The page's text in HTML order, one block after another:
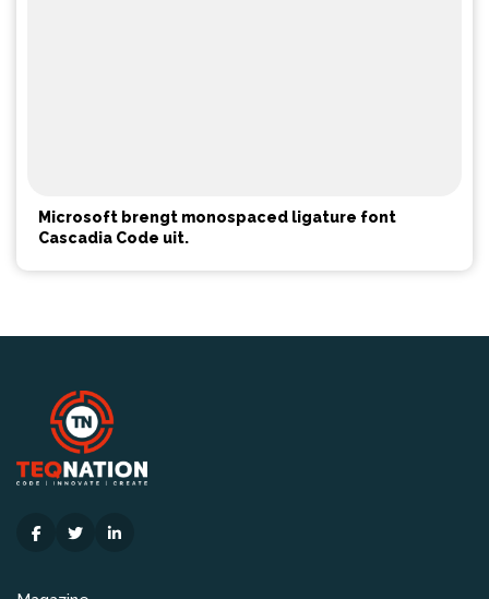
Microsoft brengt monospaced ligature font
Cascadia Code uit.